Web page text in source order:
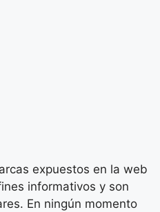
expuestos en la web
informativos y son
En ningún momento